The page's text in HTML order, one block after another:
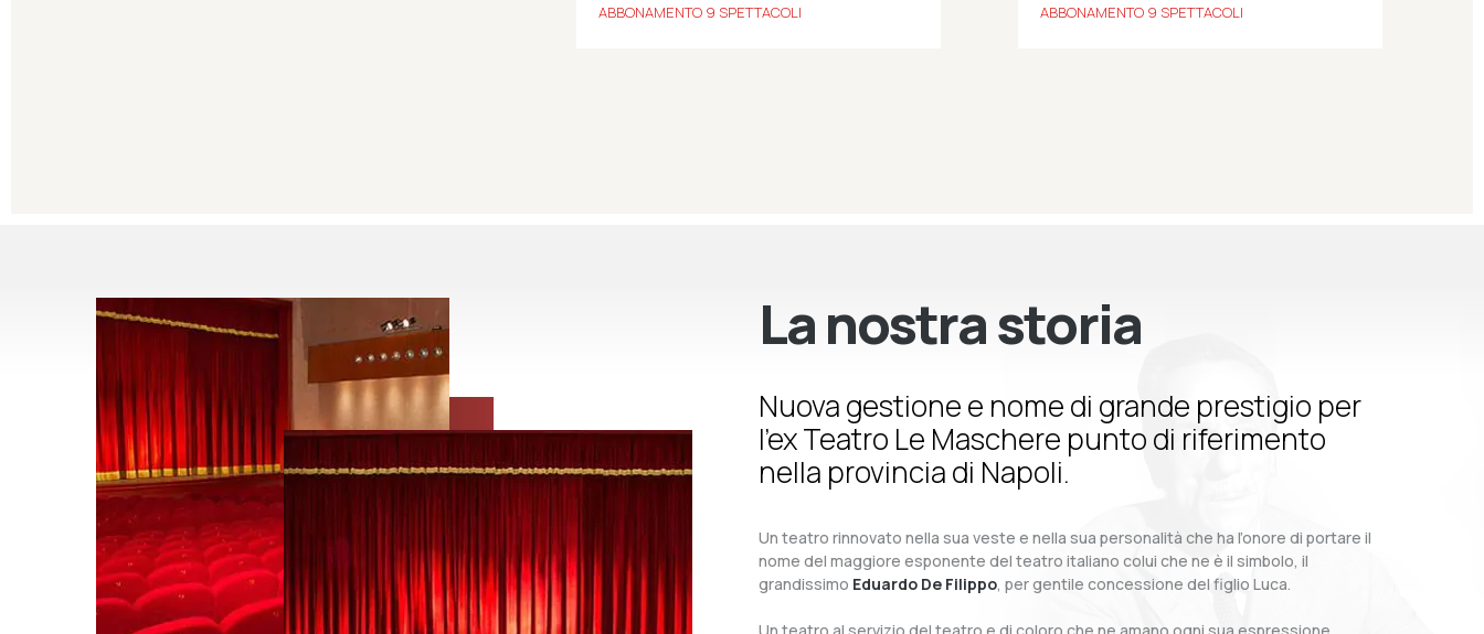
ABBONAMENTO 9 SPETTACOLI ABBONAMENTO 9 SPETTACOLI
La nostra storia
Nuova gestione e nome di grande prestigio per
l’ex Teatro Le Maschere punto di riferimento
nella provincia di Napoli.
Un teatro rinnovato nella sua veste e nella sua personalità che ha l’onore di portare il
nome del maggiore esponente del teatro italiano colui che ne è il simbolo, il
grandissimo Eduardo De Filippo, per gentile concessione del figlio Luca.